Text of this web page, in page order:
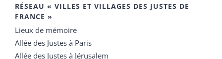
RÉSEAU « VILLES ET VILLAGES DES JUSTES DE
FRANCE »
Lieux de mémoire
Allée des Justes à Paris
Allée des Justes à Jérusalem